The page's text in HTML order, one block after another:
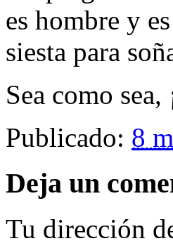
es hombre y
siesta para
Sea como
Publicado: 8
Deja un
Tu dirección